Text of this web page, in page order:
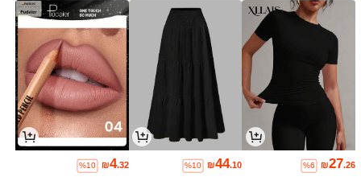
₪27.26
%6
₪44.10
%10
₪4.32
%10